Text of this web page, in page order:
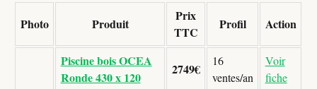
Photo Produit
Prix
TTC
Profil Action
Piscine bois OCEA
Ronde 430 x 120
2749€
16
ventes/an
Voir
fiche